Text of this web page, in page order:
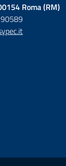
Roma (RM)
tab)
- new tab)
- new tab)